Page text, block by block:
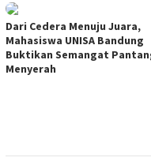
Dari Cedera Menuju Juara,
Mahasiswa UNISA Bandung
Buktikan Semangat
Menyerah